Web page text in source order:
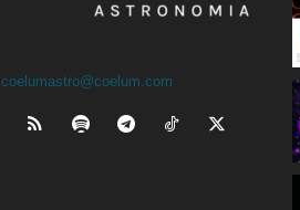
coelumastro@coelum.com